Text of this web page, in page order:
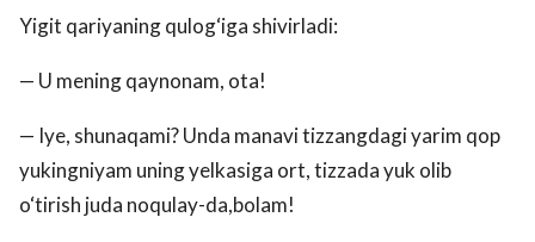
Yigit qariyaning qulog‘iga shivirladi:
— U mening qaynonam, ota!
— Iye, shunaqami? Unda manavi tizzangdagi yarim qop
yukingniyam uning yelkasiga ort, tizzada yuk olib
o‘tirish juda noqulay-da,bolam!